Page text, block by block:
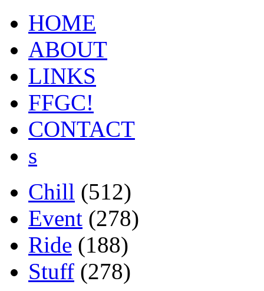
HOME
ABOUT
LINKS
FFGC!
CONTACT
s
Chill (512)
Event (278)
Ride (188)
Stuff (278)